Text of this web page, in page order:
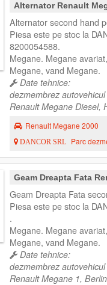
Alternator Renault
Alternator second hand
Piesa este pe stoc la
8200054588.
Megane. Megane
Megane, vand Megane.
Date tehnice:
dezmembrez autovehicul
Renault Megane Diesel,
Renault Megane 2000
DANCOR SRL Parc
Geam Dreapta Fata
Geam Dreapta Fata
Piesa este pe stoc la
.
Megane. Megane
Megane, vand Megane.
Date tehnice:
dezmembrez autovehicul
Renault Megane 1,